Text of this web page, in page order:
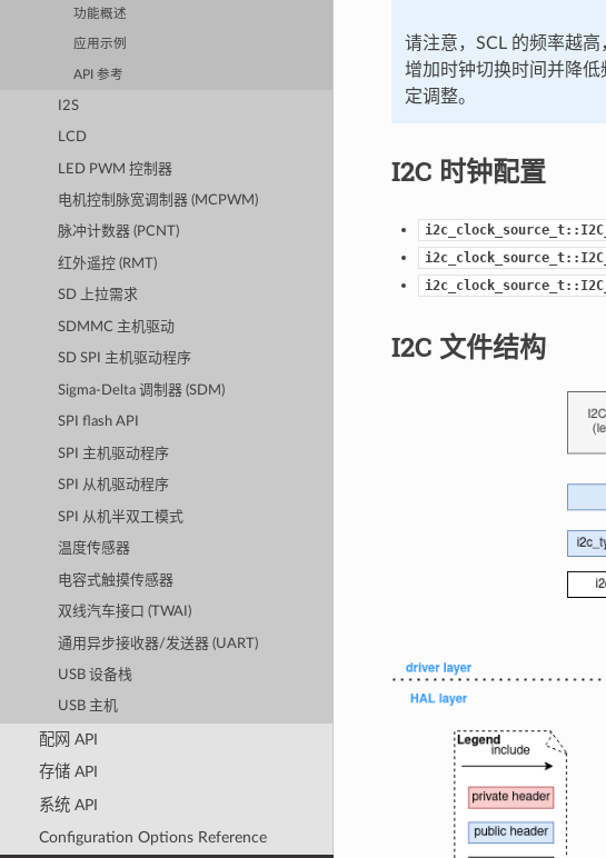
功能概述
应用示例
API 参考
I2S
LCD
LED PWM 控制器
电机控制脉宽调制器 (MCPWM)
脉冲计数器 (PCNT)
红外遥控 (RMT)
SD 上拉需求
SDMMC 主机驱动
SD SPI 主机驱动程序
Sigma-Delta 调制器 (SDM)
SPI flash API
SPI 主机驱动程序
SPI 从机驱动程序
SPI 从机半双工模式
温度传感器
电容式触摸传感器
双线汽车接口 (TWAI)
通用异步接收器/发送器 (UART)
USB 设备栈
USB 主机
配网 API
存储 API
系统 API
Configuration Options Reference
请注意，SCL 的频率越
增加时钟切换时间并降
定调整。
I2C 时钟配置
I2C 文件结构